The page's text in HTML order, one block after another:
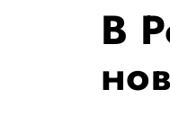
В